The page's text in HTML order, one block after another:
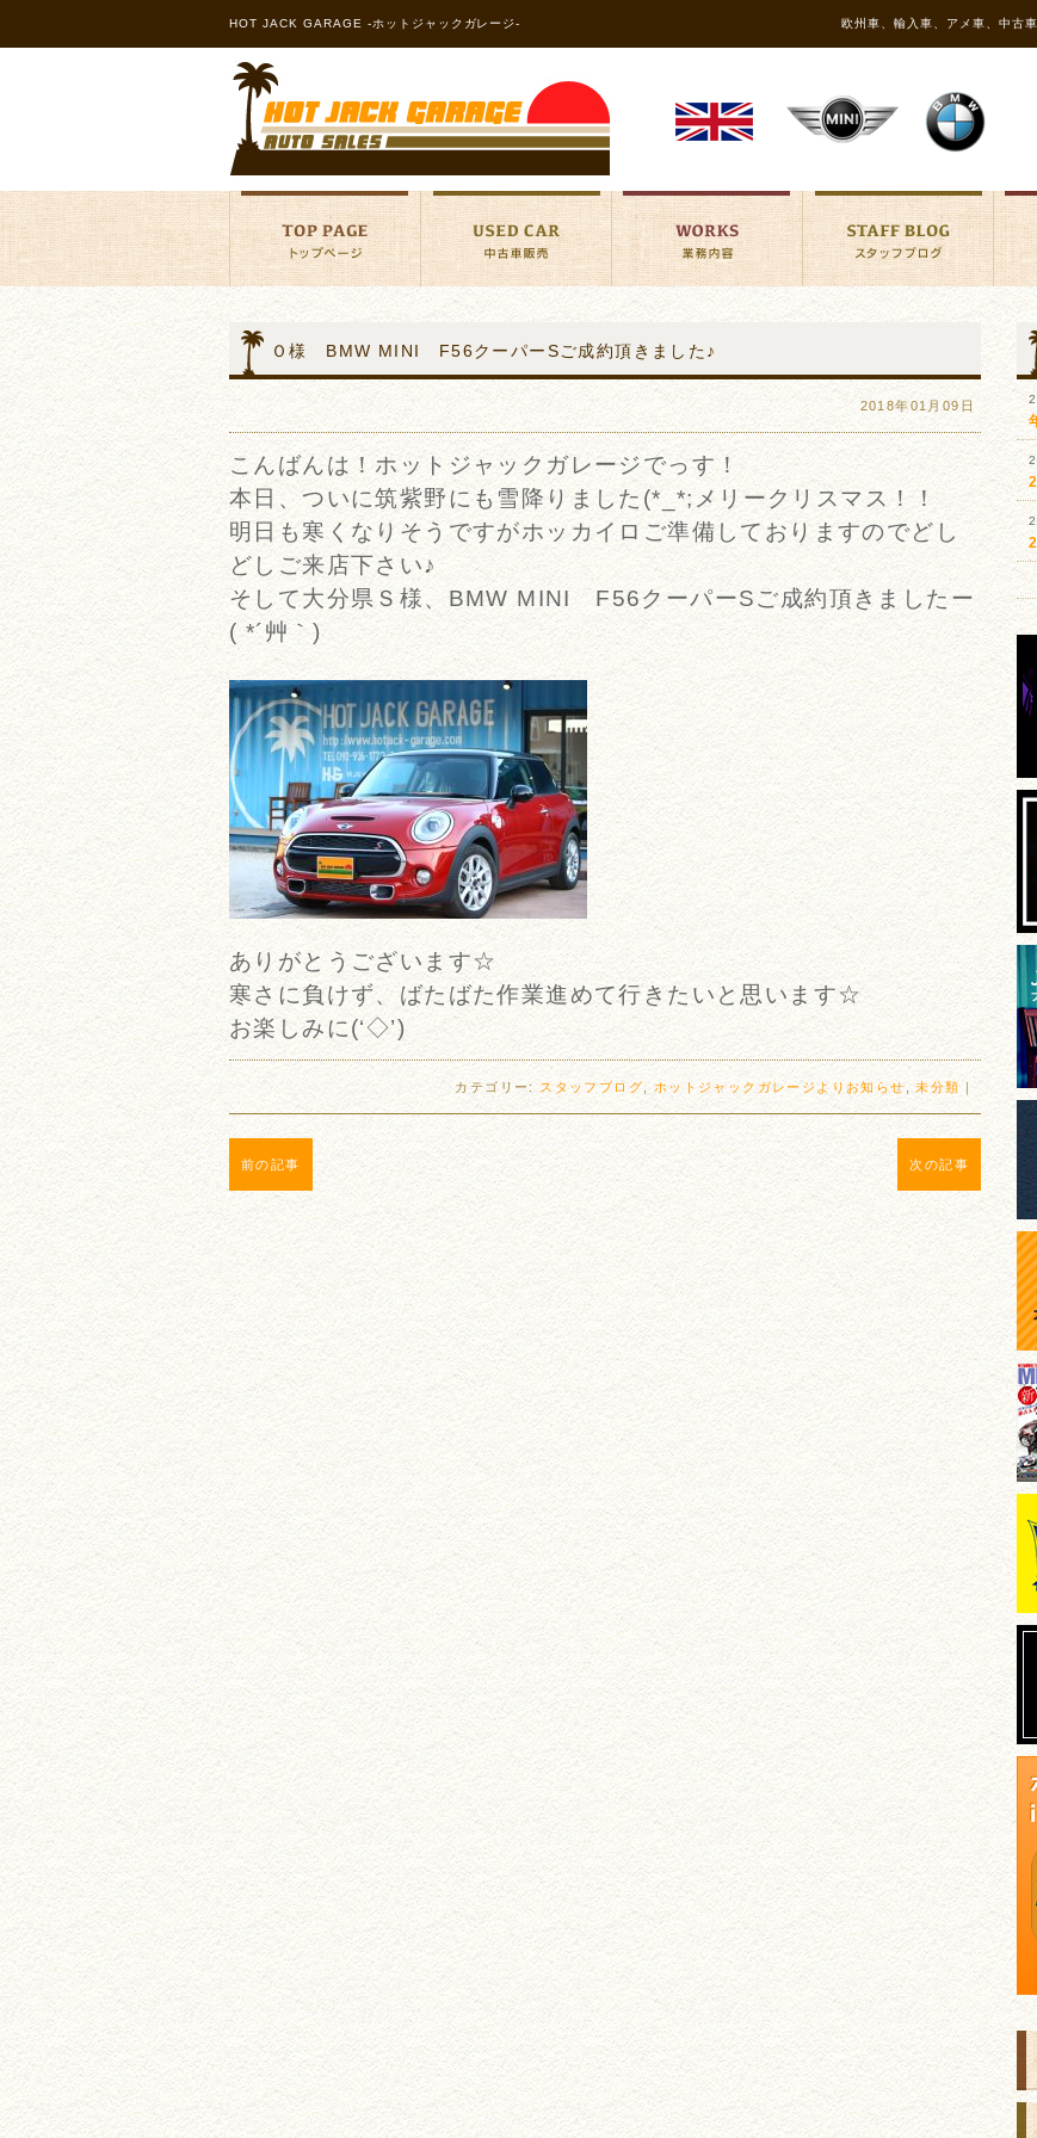
HOT JACK GARAGE -ホットジャックガレージ- 欧州車、輸入車、アメ車、中古
Ｏ様 BMW MINI F56クーパーSご成約頂きました♪
2018年01月09日
こんばんは！ホットジャックガレージでっす！
本日、ついに筑紫野にも雪降りました(*_*;メリークリスマス！！
明日も寒くなりそうですがホッカイロご準備しておりますのでどし
どしご来店下さい♪
そして大分県Ｓ様、BMW MINI F56クーパーSご成約頂きましたー
( *´艸｀)
ありがとうございます☆
寒さに負けず、ばたばた作業進めて行きたいと思います☆
お楽しみに(‘◇’)ゞ
カテゴリー: スタッフブログ ホットジャックガレージよりお知らせ ,未分類 ｜
前の記事 次の記事